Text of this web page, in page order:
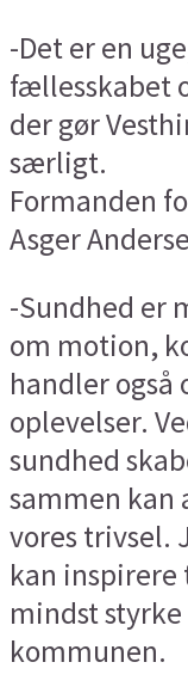
-Det er en
fællesskabet
der gør
særligt.
Formanden
Asger
-Sundhed er
om motion,
handler
oplevelser.
sundhed
sammen kan
vores trivsel.
kan inspirere
mindst
kommunen.